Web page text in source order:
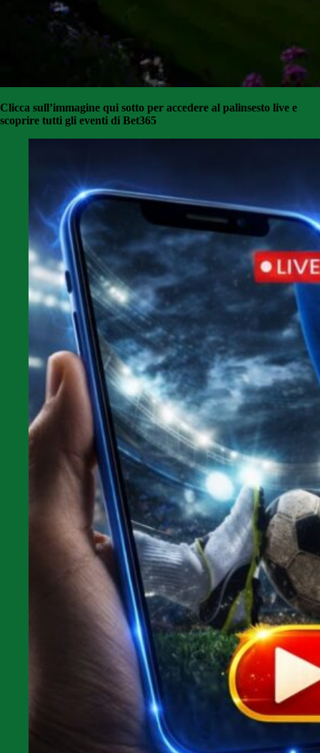
Clicca sull’immagine qui sotto per accedere al palinsesto live e
scoprire tutti gli eventi di Bet365